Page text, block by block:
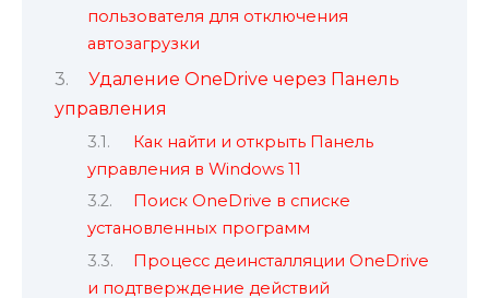
пользователя для отключения
автозагрузки
Удаление OneDrive через Панель
управления
Как найти и открыть Панель
управления в Windows 11
Поиск OneDrive в списке
установленных программ
Процесс деинсталляции OneDrive
и подтверждение действий